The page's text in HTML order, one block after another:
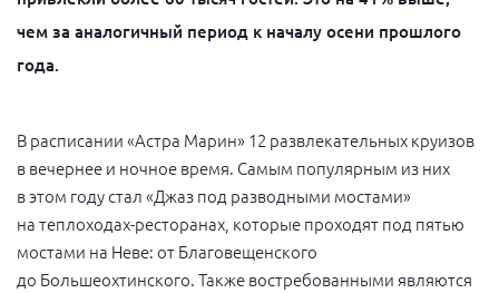
чем за аналогичный период к началу осени прошлого
года.
В расписании «Астра Марин» 12 развлекательных круизов
в вечернее и ночное время. Самым популярным из них
в этом году стал «Джаз под разводными мостами»
на теплоходах-ресторанах, которые проходят под пятью
мостами на Неве: от Благовещенского
до Большеохтинского. Также востребованными являются